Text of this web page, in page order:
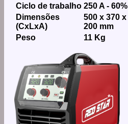
Ciclo de trabalho 250 A - 60%
Dimensões
(CxLxA)
500 x 370 x
200 mm
Peso
11 Kg